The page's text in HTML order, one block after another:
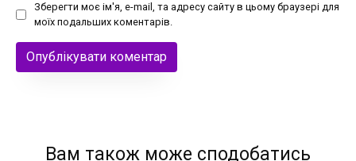
Зберегти моє ім'я, e-mail, та адресу сайту в цьому браузері для
моїх подальших коментарів.
Вам також може сподобатись